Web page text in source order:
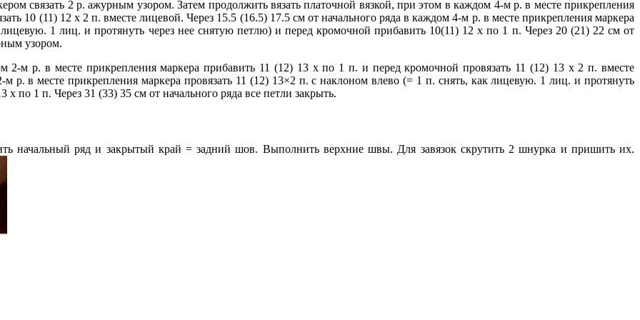
связать 2 р. ажурным узором. Затем продолжить вязать платочной вязкой, при этом в каждом 4-м р. в месте прикрепления
10 (11) 12 х 2 п. вместе лицевой. Через 15.5 (16.5) 17.5 см от начального ряда в каждом 4-м р. в месте прикрепления маркера
1 лиц. и протянуть через нее снятую петлю) и перед кромочной прибавить 10(11) 12 х по 1 п. Через 20 (21) 22 см от
узором.
2-м р. в месте прикрепления маркера прибавить 11 (12) 13 х по 1 п. и перед кромочной провязать 11 (12) 13 х 2 п. вместе
р. в месте прикрепления маркера провязать 11 (12) 13×2 п. с наклоном влево (= 1 п. снять, как лицевую. 1 лиц. и протянуть
по 1 п. Через 31 (33) 35 см от начального ряда все петли закрыть.
начальный ряд и закрытый край = задний шов. Выполнить верхние швы. Для завязок скрутить 2 шнурка и пришить их.